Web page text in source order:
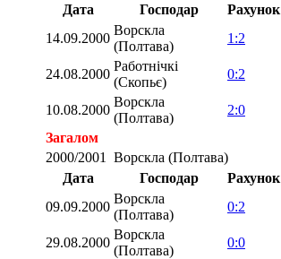
Дата
Господар Рахунок
14.09.2000
Ворскла
(Полтава)
1:2
24.08.2000
Работнічкі
(Скопьє)
0:2
10.08.2000
Ворскла
(Полтава)
2:0
Загалом
2000/2001
Ворскла (Полтава)
Дата
Господар Рахунок
09.09.2000
Ворскла
(Полтава)
0:2
29.08.2000
Ворскла
(Полтава)
0:0